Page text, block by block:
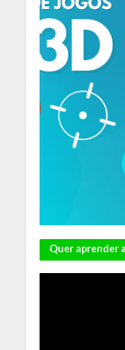
Quer aprender